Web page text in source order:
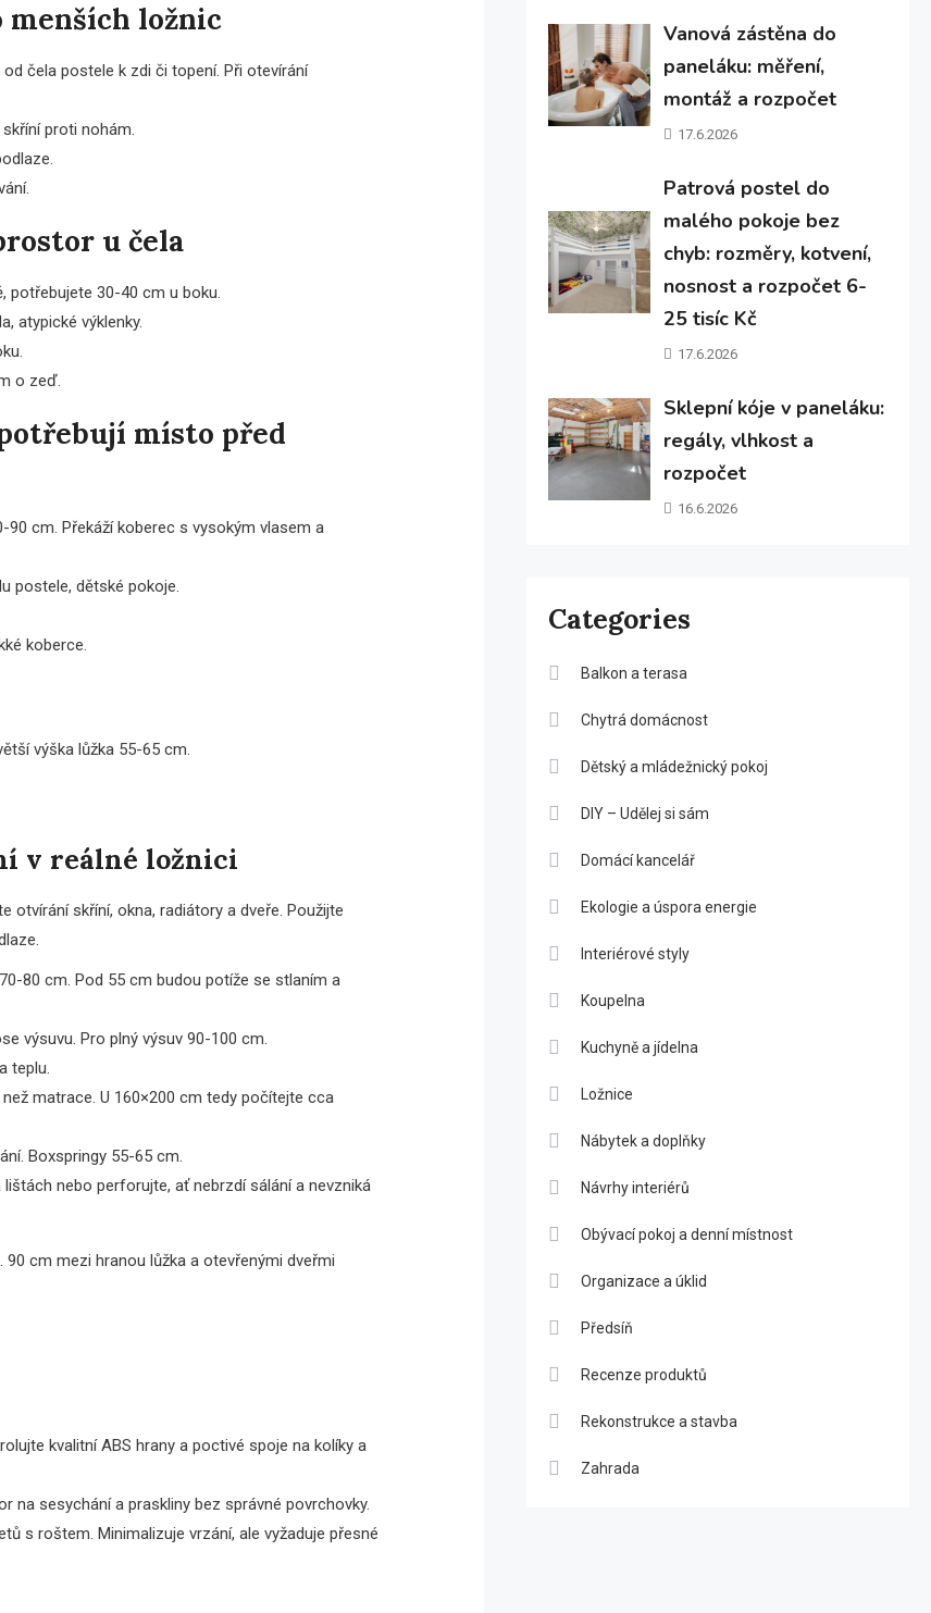
ložnic
čela postele k zdi či topení. Při otevírání
proti nohám.
u čela
potřebujete 30-40 cm u boku.
atypické výklenky.
o zeď.
místo před
cm. Překáží koberec s vysokým vlasem a
postele, dětské pokoje.
koberce.
výška lůžka 55-65 cm.
v reálné ložnici
otvírání skříní, okna, radiátory a dveře. Použijte
80 cm. Pod 55 cm budou potíže se stlaním a
výsuvu. Pro plný výsuv 90-100 cm.
teplu.
matrace. U 160×200 cm tedy počítejte cca
Boxspringy 55-65 cm.
nebo perforujte, ať nebrzdí sálání a nevzniká
cm mezi hranou lůžka a otevřenými dveřmi
kvalitní ABS hrany a poctivé spoje na kolíky a
na sesychání a praskliny bez správné povrchovky.
s roštem. Minimalizuje vrzání, ale vyžaduje přesné
Vanová zástěna do
paneláku: měření,
montáž a rozpočet
17.6.2026
Patrová postel do
malého pokoje bez
chyb: rozměry, kotvení,
nosnost a rozpočet 6-
25 tisíc Kč
17.6.2026
Sklepní kóje v paneláku:
regály, vlhkost a
rozpočet
16.6.2026
Categories
Balkon a terasa
Chytrá domácnost
Dětský a mládežnický pokoj
DIY – Udělej si sám
Domácí kancelář
Ekologie a úspora energie
Interiérové styly
Koupelna
Kuchyně a jídelna
Ložnice
Nábytek a doplňky
Návrhy interiérů
Obývací pokoj a denní místnost
Organizace a úklid
Předsíň
Recenze produktů
Rekonstrukce a stavba
Zahrada